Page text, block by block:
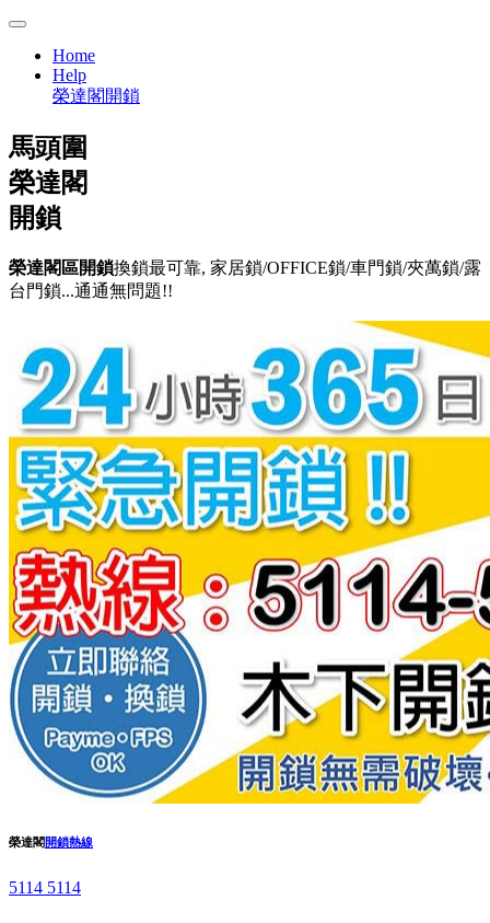
Home
Help
榮達閣開鎖
馬頭圍
榮達閣
開鎖
榮達閣區開鎖換鎖最可靠, 家居鎖/OFFICE鎖/車門鎖/夾萬鎖/露
台門鎖...通通無問題!!
榮達閣開鎖熱線
5114 5114